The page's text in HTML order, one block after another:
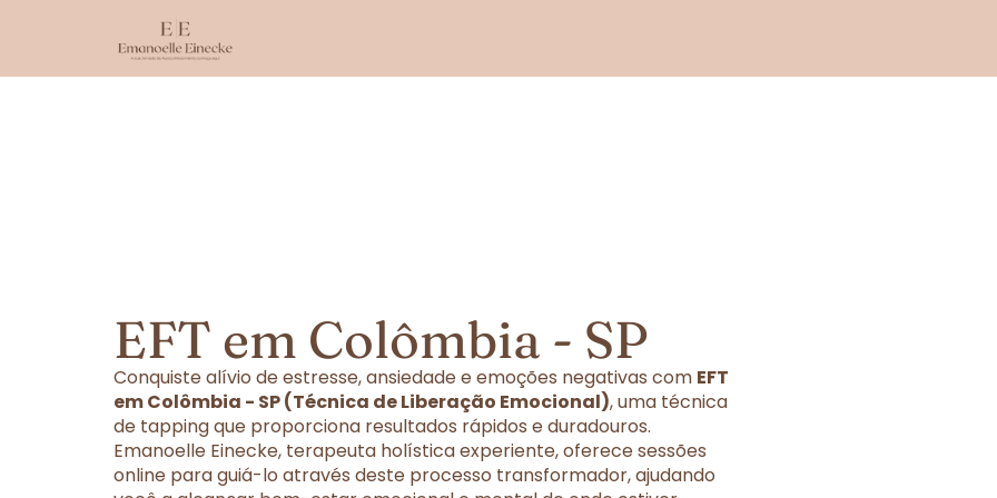
EFT em Colômbia - SP
Conquiste alívio de estresse, ansiedade e emoções negativas com EFT
em Colômbia - SP (Técnica de Liberação Emocional), uma técnica
de tapping que proporciona resultados rápidos e duradouros.
Emanoelle Einecke, terapeuta holística experiente, oferece sessões
online para guiá-lo através deste processo transformador, ajudando